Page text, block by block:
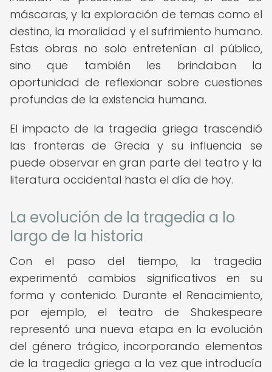
máscaras, y la exploración de temas como el
destino, la moralidad y el sufrimiento humano.
Estas obras no solo entretenían al público,
sino que también les brindaban la
oportunidad de reflexionar sobre cuestiones
profundas de la existencia humana.
El impacto de la tragedia griega trascendió
las fronteras de Grecia y su influencia se
puede observar en gran parte del teatro y la
literatura occidental hasta el día de hoy.
La evolución de la tragedia a lo
largo de la historia
Con el paso del tiempo, la tragedia
experimentó cambios significativos en su
forma y contenido. Durante el Renacimiento,
por ejemplo, el teatro de Shakespeare
representó una nueva etapa en la evolución
del género trágico, incorporando elementos
de la tragedia griega a la vez que introducía